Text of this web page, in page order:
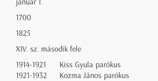
1700
1825
XIV. sz. második fele
1914-1921
Kiss Gyula parókus
1921-1932
Kozma János parókus